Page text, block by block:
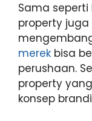
Sama seperti
property
merek bisa
perushaan.
property
konsep